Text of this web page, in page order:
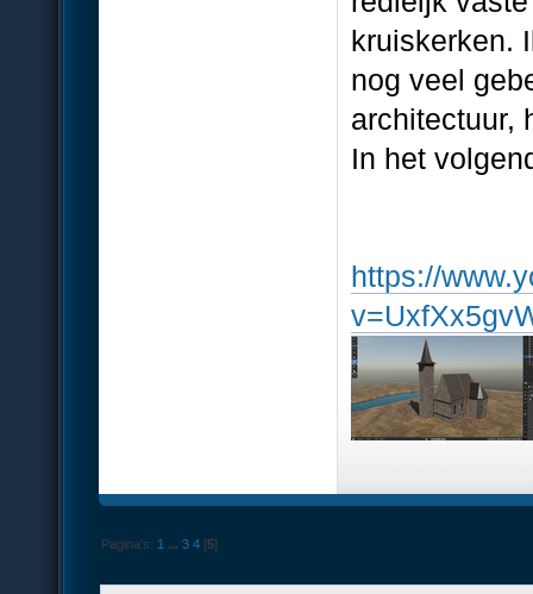
kruiskerken.
nog veel
architectuur,
In het
https://
Pagina's: 1 ...3 4 [5]